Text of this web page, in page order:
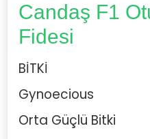
Candaş F1
Fidesi
BİTKİ
Gynoecious
Orta Güçlü Bitki